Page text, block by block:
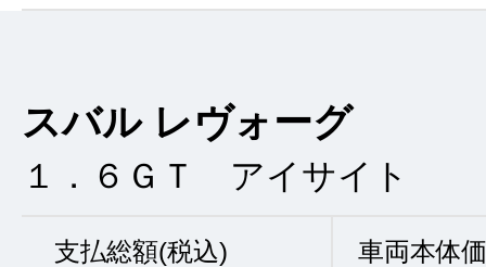
スバル レヴォーグ
１．６ＧＴ アイサイト
支払総額(税込) 車両本体